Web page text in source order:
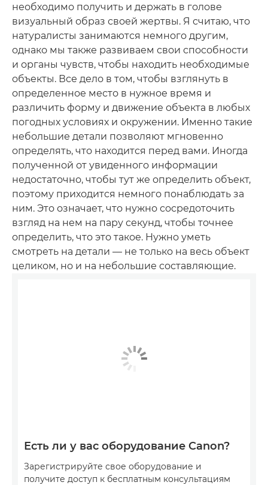
необходимо получить и держать в голове
визуальный образ своей жертвы. Я считаю, что
натуралисты занимаются немного другим,
однако мы также развиваем свои способности
и органы чувств, чтобы находить необходимые
объекты. Все дело в том, чтобы взглянуть в
определенное место в нужное время и
различить форму и движение объекта в любых
погодных условиях и окружении. Именно такие
небольшие детали позволяют мгновенно
определять, что находится перед вами. Иногда
полученной от увиденного информации
недостаточно, чтобы тут же определить объект,
поэтому приходится немного понаблюдать за
ним. Это означает, что нужно сосредоточить
взгляд на нем на пару секунд, чтобы точнее
определить, что это такое. Нужно уметь
смотреть на детали — не только на весь объект
целиком, но и на небольшие составляющие.
Есть ли у вас оборудование Canon?
Зарегистрируйте свое оборудование и
получите доступ к бесплатным консультациям